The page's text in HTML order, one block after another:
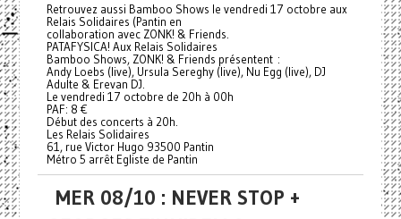
Retrouvez aussi Bamboo Shows le vendredi 17 octobre aux
Relais Solidaires (Pantin en
collaboration avec ZONK! & Friends.
PATAFYSICA! Aux Relais Solidaires
Bamboo Shows, ZONK! & Friends présentent :
Andy Loebs (live), Ursula Sereghy (live), Nu Egg (live), DJ
Adulte & Erevan DJ.
Le vendredi 17 octobre de 20h à 00h
PAF: 8 €
Début des concerts à 20h.
Les Relais Solidaires
61, rue Victor Hugo 93500 Pantin
Métro 5 arrêt Egliste de Pantin
MER 08/10 : NEVER STOP +